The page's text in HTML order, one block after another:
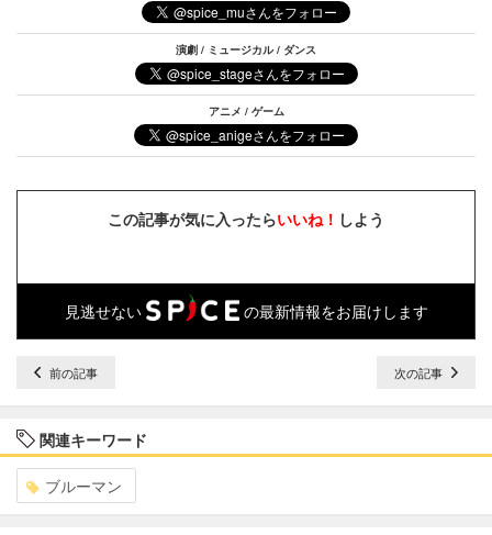
演劇 / ミュージカル / ダンス
アニメ / ゲーム
この記事が気に入ったらいいね！ しよう
見逃せない の最新情報をお届けします
前の記事 次の記事
関連キーワード
ブルーマン